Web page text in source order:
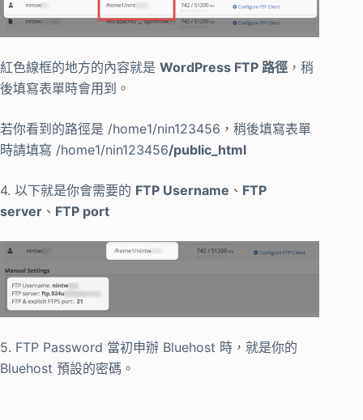
紅色線框的地方的內容就是 WordPress FTP 路徑 ，稍
後填寫表單時會用到。
若你看到的路徑是 /home1/nin123456，稍後填寫表單
時請填寫 /home1/nin123456/public_html
4. 以下就是你會需要的 FTP Username 、 FTP
server 、 FTP port
5. FTP Password 當初申辦 Bluehost 時，就是你的
Bluehost 預設的密碼。